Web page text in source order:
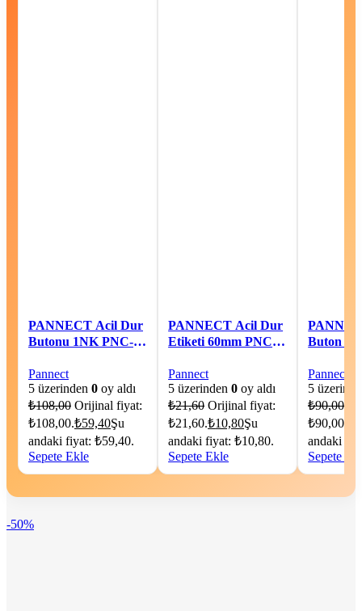
PANNECT Acil Dur
Butonu 1NK PNC-
Pannect
5 üzerinden 0 oy aldı
₺108,00 Orijinal fiyat:
₺108,00.₺59,40Şu
andaki fiyat: ₺59,40.
Sepete Ekle
PANNECT Acil Dur
Etiketi 60mm PNC-
Pannect
5 üzerinden0 oy aldı
₺21,60 Orijinal fiyat:
₺21,60.₺10,80Şu
andaki fiyat: ₺10,80.
Sepete Ekle
Buton
Pannect
5
₺90,00
₺90,00.
andaki
Sepete
-50%